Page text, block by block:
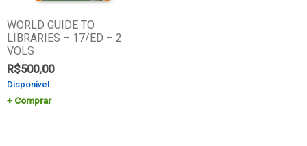
WORLD GUIDE TO
LIBRARIES – 17/ED – 2
VOLS
R$500,00
Disponível
Comprar